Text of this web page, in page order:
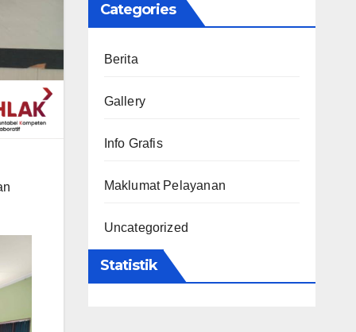
Categories
Berita
Gallery
Info Grafis
Maklumat Pelayanan
Uncategorized
Statistik